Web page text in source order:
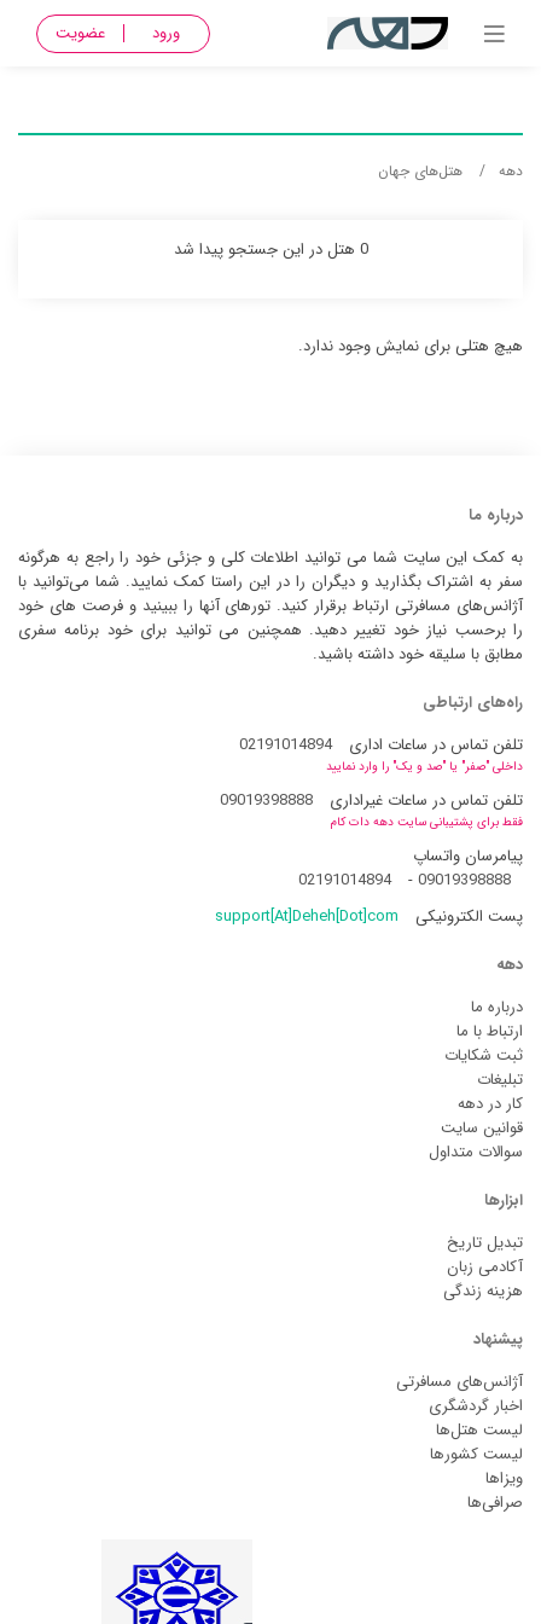
ورود عضویت
دهه هتل‌های جهان
0 هتل در این جستجو پیدا شد
هیچ هتلی برای نمایش وجود ندارد.
درباره ما
به کمک این سایت شما می توانید اطلاعات کلی و جزئی خود را راجع به هرگونه
سفر به اشتراک بگذارید و دیگران را در این راستا کمک نمایید. شما می‌توانید با
آژانس‌های مسافرتی ارتباط برقرار کنید. تورهای آنها را ببینید و فرصت های خود
را برحسب نیاز خود تغییر دهید. همچنین می توانید برای خود برنامه سفری
مطابق با سلیقه خود داشته باشید.
راه‌های ارتباطی
تلفن تماس در ساعات اداری
02191014894
داخلی "صفر" یا "صد و یک" را وارد نمایید
تلفن تماس در ساعات غیراداری 09019398888
فقط برای پشتیبانی سایت دهه دات کام
پیامرسان واتساپ
09019398888
-
02191014894
پست الکترونیکی
support[At]Deheh[Dot]com
دهه
درباره ما
ارتباط با ما
ثبت شکایات
تبلیغات
کار در دهه
قوانین سایت
سوالات متداول
ابزارها
تبدیل تاریخ
آکادمی زبان
هزینه زندگی
پیشنهاد
آژانس‌های مسافرتی
اخبار گردشگری
لیست هتل‌ها
لیست کشورها
ویزاها
صرافی‌ها